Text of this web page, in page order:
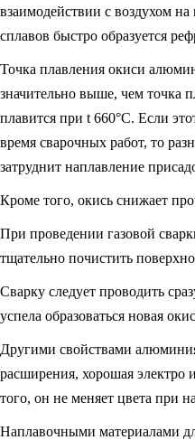
взаимодействии с воздухом
сплавов быстро образуется
Точка плавления окиси
значительно выше, чем точка
плавится при t 660°С. Если
время сварочных работ, то
затруднит наплавление
Кроме того, окись снижает
При проведении газовой
тщательно почистить
Сварку следует проводить
успела образоваться новая
Другими свойствами
расширения, хорошая электро
того, он не меняет цвета при
Наплавочными материалами